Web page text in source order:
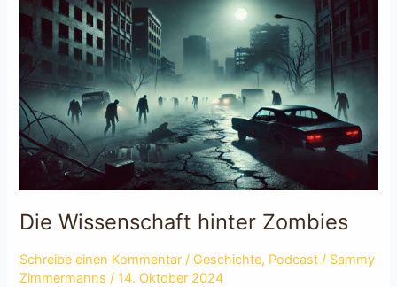
Ursprung
und
Traditionen
weltweit
Die Wissenschaft hinter Zombies
Schreibe einen Kommentar / Geschichte, Podcast / Sammy
Zimmermanns/ 14. Oktober 2024